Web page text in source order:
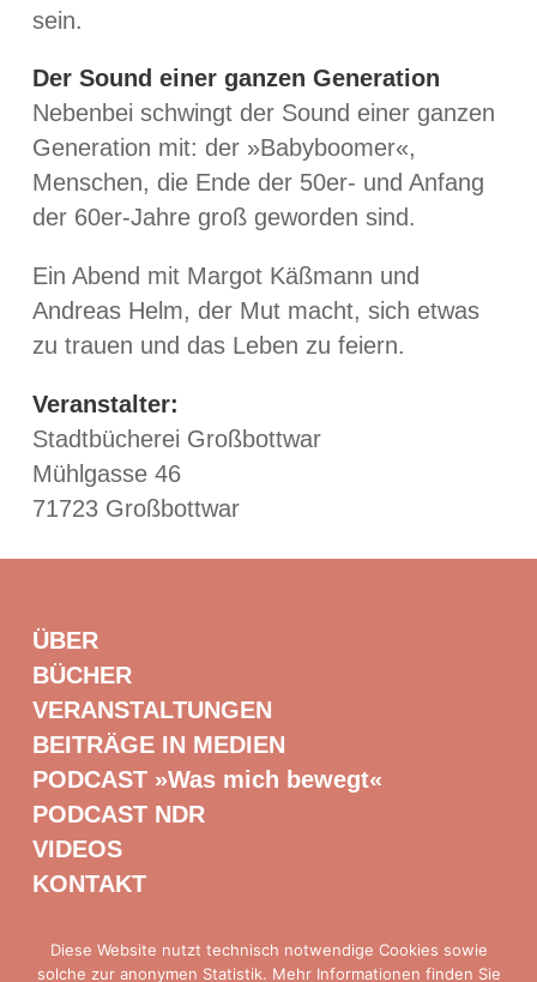
sein.
Der Sound einer ganzen Generation
Nebenbei schwingt der Sound einer ganzen
Generation mit: der »Babyboomer«,
Menschen, die Ende der 50er- und Anfang
der 60er-Jahre groß geworden sind.
Ein Abend mit Margot Käßmann und
Andreas Helm, der Mut macht, sich etwas
zu trauen und das Leben zu feiern.
Veranstalter:
Stadtbücherei Großbottwar
Mühlgasse 46
71723 Großbottwar
ÜBER
BÜCHER
VERANSTALTUNGEN
BEITRÄGE IN MEDIEN
PODCAST »Was mich bewegt«
PODCAST NDR
VIDEOS
KONTAKT
Diese Website nutzt technisch notwendige Cookies sowie
solche zur anonymen Statistik. Mehr Informationen finden Sie